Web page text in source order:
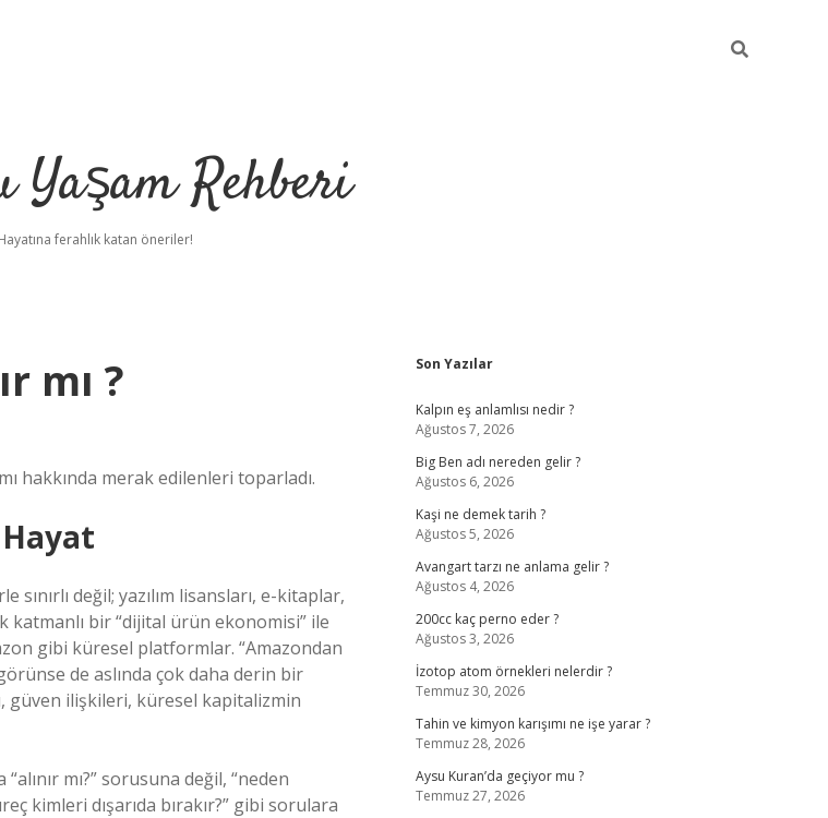
Rehberi
ferahlık katan öneriler!
mı ?
hakkında merak edilenleri toparladı.
değil; yazılım lisansları, e-kitaplar,
bir “dijital ürün ekonomisi” ile
gibi küresel platformlar. “Amazondan
de aslında çok daha derin bir
güven ilişkileri, küresel kapitalizmin
mı?” sorusuna değil, “neden
kimleri dışarıda bırakır?” gibi sorulara
Sidebar
Son Yazılar
Kalpın eş anlamlısı nedir ?
Ağustos 7, 2026
Big Ben adı nereden gelir ?
Ağustos 6, 2026
Kaşi ne demek tarih ?
Ağustos 5, 2026
Avangart tarzı ne anlama gelir ?
Ağustos 4, 2026
200cc kaç perno eder ?
Ağustos 3, 2026
İzotop atom örnekleri nelerdir ?
Temmuz 30, 2026
Tahin ve kimyon karışımı ne işe yarar ?
Temmuz 28, 2026
Aysu Kuran’da geçiyor mu ?
Temmuz 27, 2026